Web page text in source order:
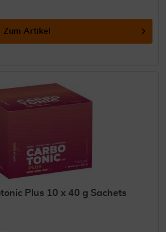
Zum Artikel
Plus 10 x 40 g Sachets